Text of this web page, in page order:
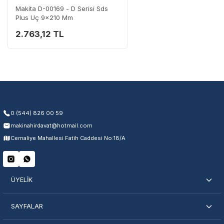
Garanti Kapsamı
Servisi Nasıl Bulurum?
Makita D-00169 - D Serisi Sds
Plus Uç 9x210 Mm
2.763,12 TL
0 (544) 826 00 59
makinahirdavat@hotmail.com
Cemaliye Mahallesi Fatih Caddesi No:18/A
ÜYELİK
SAYFALAR